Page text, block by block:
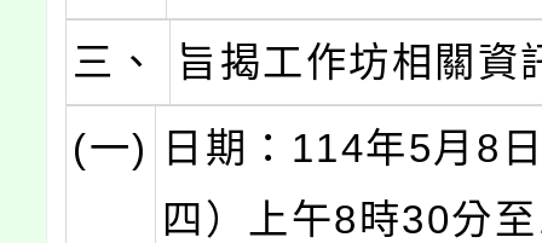
三、
旨揭工作坊相關資
(一)
日期：114年5月8
四）上午8時30分